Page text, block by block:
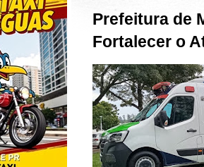
Prefeitura de
Fortalecer o